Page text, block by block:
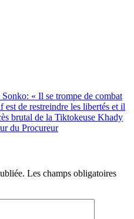
« Il se trompe de combat
de restreindre les libertés et il
brutal de la Tiktokeuse Khady
du Procureur
Les champs obligatoires